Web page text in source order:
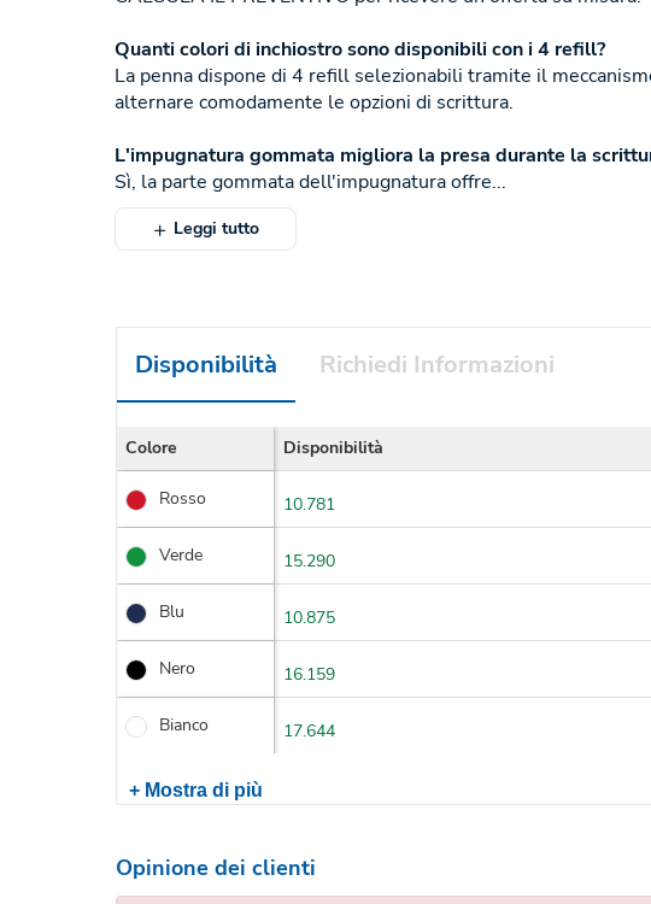
Quanti colori di inchiostro sono disponibili con i 4 refill?
La penna dispone di 4 refill selezionabili tramite il
alternare comodamente le opzioni di scrittura.
L'impugnatura gommata migliora la presa durante la
Sì, la parte gommata dell'impugnatura offre...
Leggi tutto
Disponibilità Richiedi Informazioni
Colore Disponibilità
Rosso 10.781
Verde 15.290
Blu 10.875
Nero 16.159
Bianco 17.644
+ Mostra di più
Opinione dei clienti